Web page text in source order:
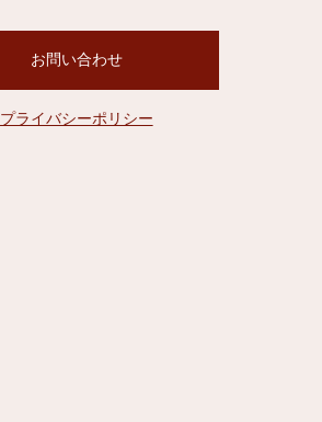
お問い合わせ
プライバシーポリシー